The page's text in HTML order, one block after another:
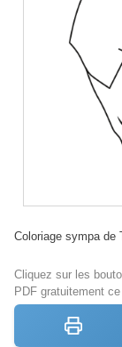
Coloriage sympa de
Cliquez sur les
PDF gratuitement